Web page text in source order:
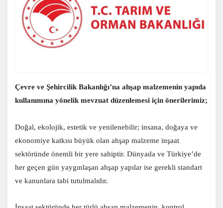
Çevre ve Şehircilik Bakanlığı’na ahşap malzemenin yapıda
kullanımına yönelik mevzuat düzenlemesi için önerilerimiz;
Doğal, ekolojik, estetik ve yenilenebilir; insana, doğaya ve
ekonomiye katkısı büyük olan ahşap malzeme inşaat
sektöründe önemli bir yere sahiptir. Dünyada ve Türkiye’de
her geçen gün yaygınlaşan ahşap yapılar ise gerekli standart
ve kanunlara tabi tutulmalıdır.